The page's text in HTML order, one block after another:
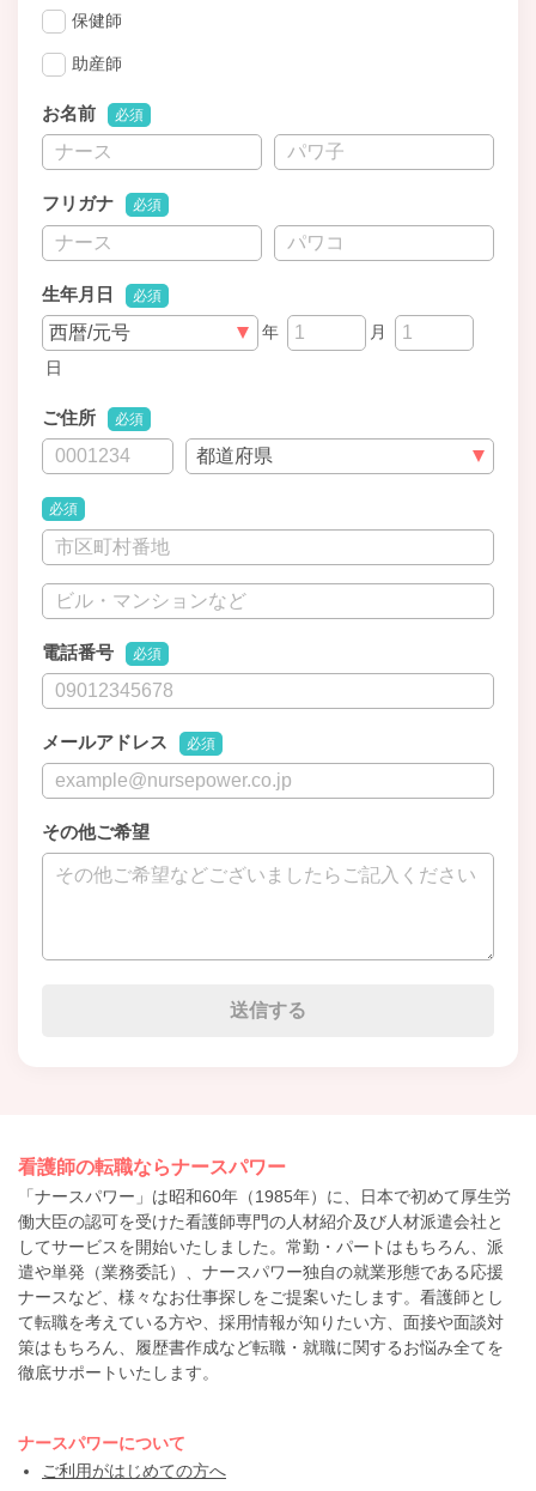
保健師
助産師
お名前 必須
フリガナ 必須
生年月日 必須
年
月
日
ご住所 必須
必須
電話番号 必須
メールアドレス 必須
その他ご希望
看護師の転職ならナースパワー
「ナースパワー」は昭和60年（1985年）に、日本で初めて厚生労
働大臣の認可を受けた看護師専門の人材紹介及び人材派遣会社と
してサービスを開始いたしました。常勤・パートはもちろん、派
遣や単発（業務委託）、ナースパワー独自の就業形態である応援
ナースなど、様々なお仕事探しをご提案いたします。看護師とし
て転職を考えている方や、採用情報が知りたい方、面接や面談対
策はもちろん、履歴書作成など転職・就職に関するお悩み全てを
徹底サポートいたします。
ナースパワーについて
ご利用がはじめての方へ